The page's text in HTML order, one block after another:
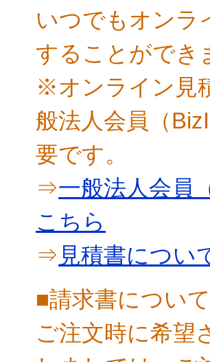
いつでもオンラ
することができ
※オンライン見
般法人会員（
要です。
⇒一般法人会員
こちら
⇒ 見積書につい
■請求書について
ご注文時に希望